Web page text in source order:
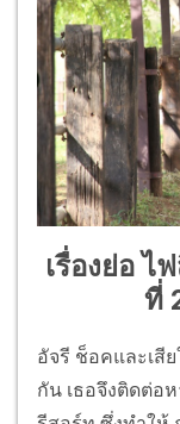
เรื่องย่อ ไ
ที่
อัจรี ช็อคและเสี
กัน เธอจึงติดต่อ